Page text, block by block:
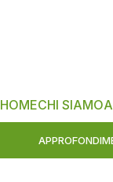
HOMECHI SIAMO